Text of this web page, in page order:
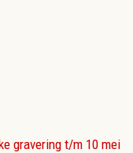
gravering t/m 10 mei